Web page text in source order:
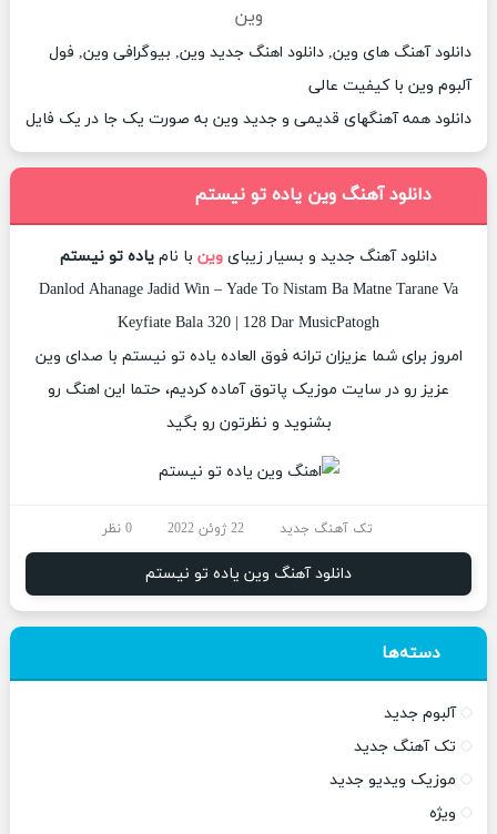
وین
دانلود آهنگ های وین, دانلود اهنگ جدید وین, بیوگرافی وین, فول
آلبوم وین با کیفیت عالی
دانلود همه آهنگهای قدیمی و جدید وین به صورت یک جا در یک فایل
دانلود آهنگ وین یاده تو نیستم
دانلود آهنگ جدید و بسیار زیبای وین با نام یاده تو نیستم
Danlod Ahanage Jadid Win – Yade To Nistam Ba Matne Tarane Va
Keyfiate Bala 320 | 128 Dar MusicPatogh
امروز برای شما عزیزان ترانه فوق العاده یاده تو نیستم با صدای وین
عزیز رو در سایت موزیک پاتوق آماده کردیم، حتما این اهنگ رو
بشنوید و نظرتون رو بگید
تک آهنگ جدید 22 ژوئن 2022 0 نظر
دانلود آهنگ وین یاده تو نیستم
دسته‌ها
آلبوم جدید
تک آهنگ جدید
موزیک ویدیو جدید
ویژه